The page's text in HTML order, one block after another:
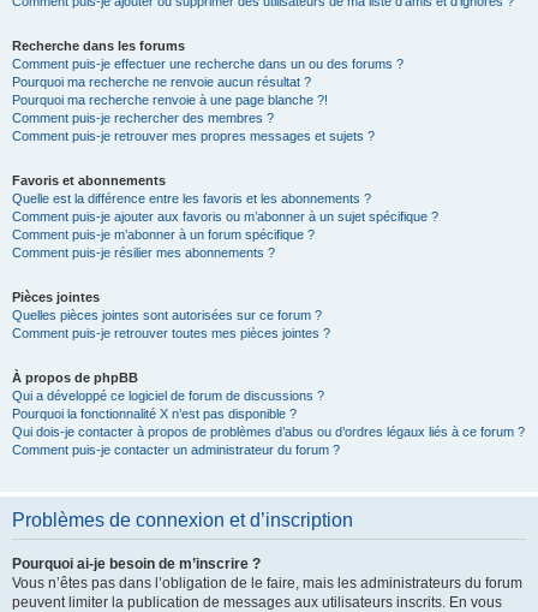
Recherche dans les forums
Comment puis-je effectuer une recherche dans un ou des forums ?
Pourquoi ma recherche ne renvoie aucun résultat ?
Pourquoi ma recherche renvoie à une page blanche ?!
Comment puis-je rechercher des membres ?
Comment puis-je retrouver mes propres messages et sujets ?
Favoris et abonnements
Quelle est la différence entre les favoris et les abonnements ?
Comment puis-je ajouter aux favoris ou m’abonner à un sujet spécifique ?
Comment puis-je m’abonner à un forum spécifique ?
Comment puis-je résilier mes abonnements ?
Pièces jointes
Quelles pièces jointes sont autorisées sur ce forum ?
Comment puis-je retrouver toutes mes pièces jointes ?
À propos de phpBB
Qui a développé ce logiciel de forum de discussions ?
Pourquoi la fonctionnalité X n’est pas disponible ?
Qui dois-je contacter à propos de problèmes d’abus ou d’ordres légaux liés à ce forum ?
Comment puis-je contacter un administrateur du forum ?
Problèmes de connexion et d’inscription
Pourquoi ai-je besoin de m’inscrire ?
Vous n’êtes pas dans l’obligation de le faire, mais les administrateurs du forum
peuvent limiter la publication de messages aux utilisateurs inscrits. En vous